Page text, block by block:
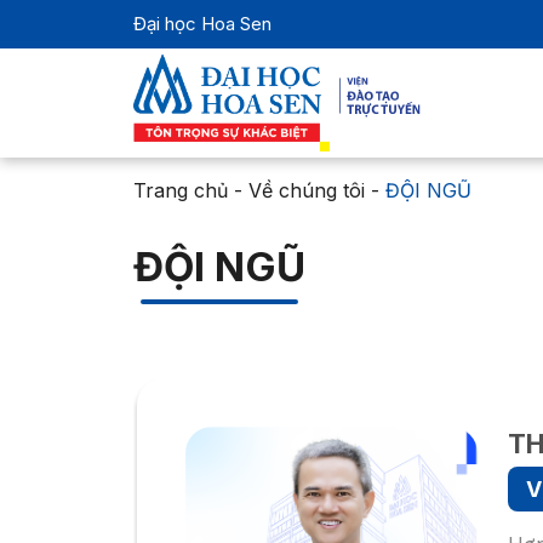
Đại học Hoa Sen
Trang chủ- Về chúng tôi- ĐỘI NGŨ
ĐỘI NGŨ